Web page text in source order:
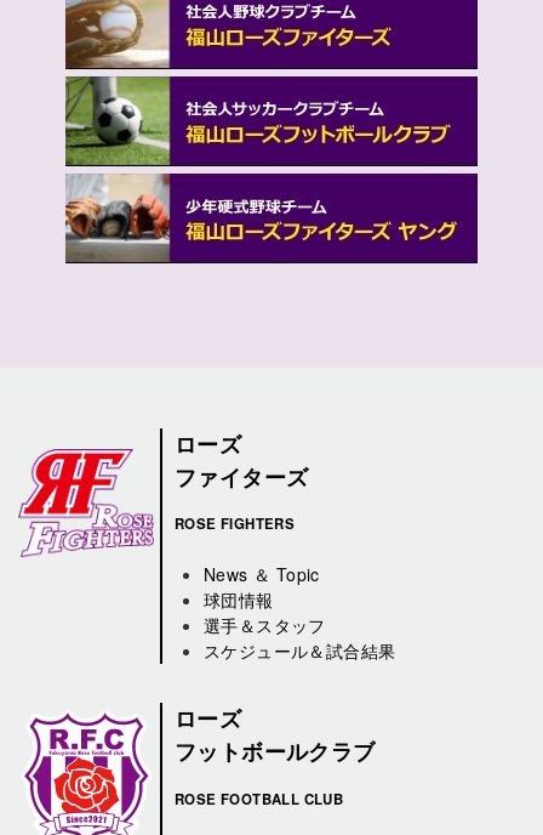
ローズ
ファイターズ
ROSE FIGHTERS
News ＆ Topic
球団情報
選手＆スタッフ
スケジュール＆試合結果
ローズ
フットボールクラブ
ROSE FOOTBALL CLUB